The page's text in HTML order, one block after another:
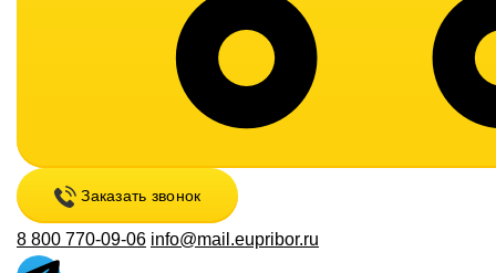
Заказать звонок
8 800 770-09-06 info@mail.eupribor.ru